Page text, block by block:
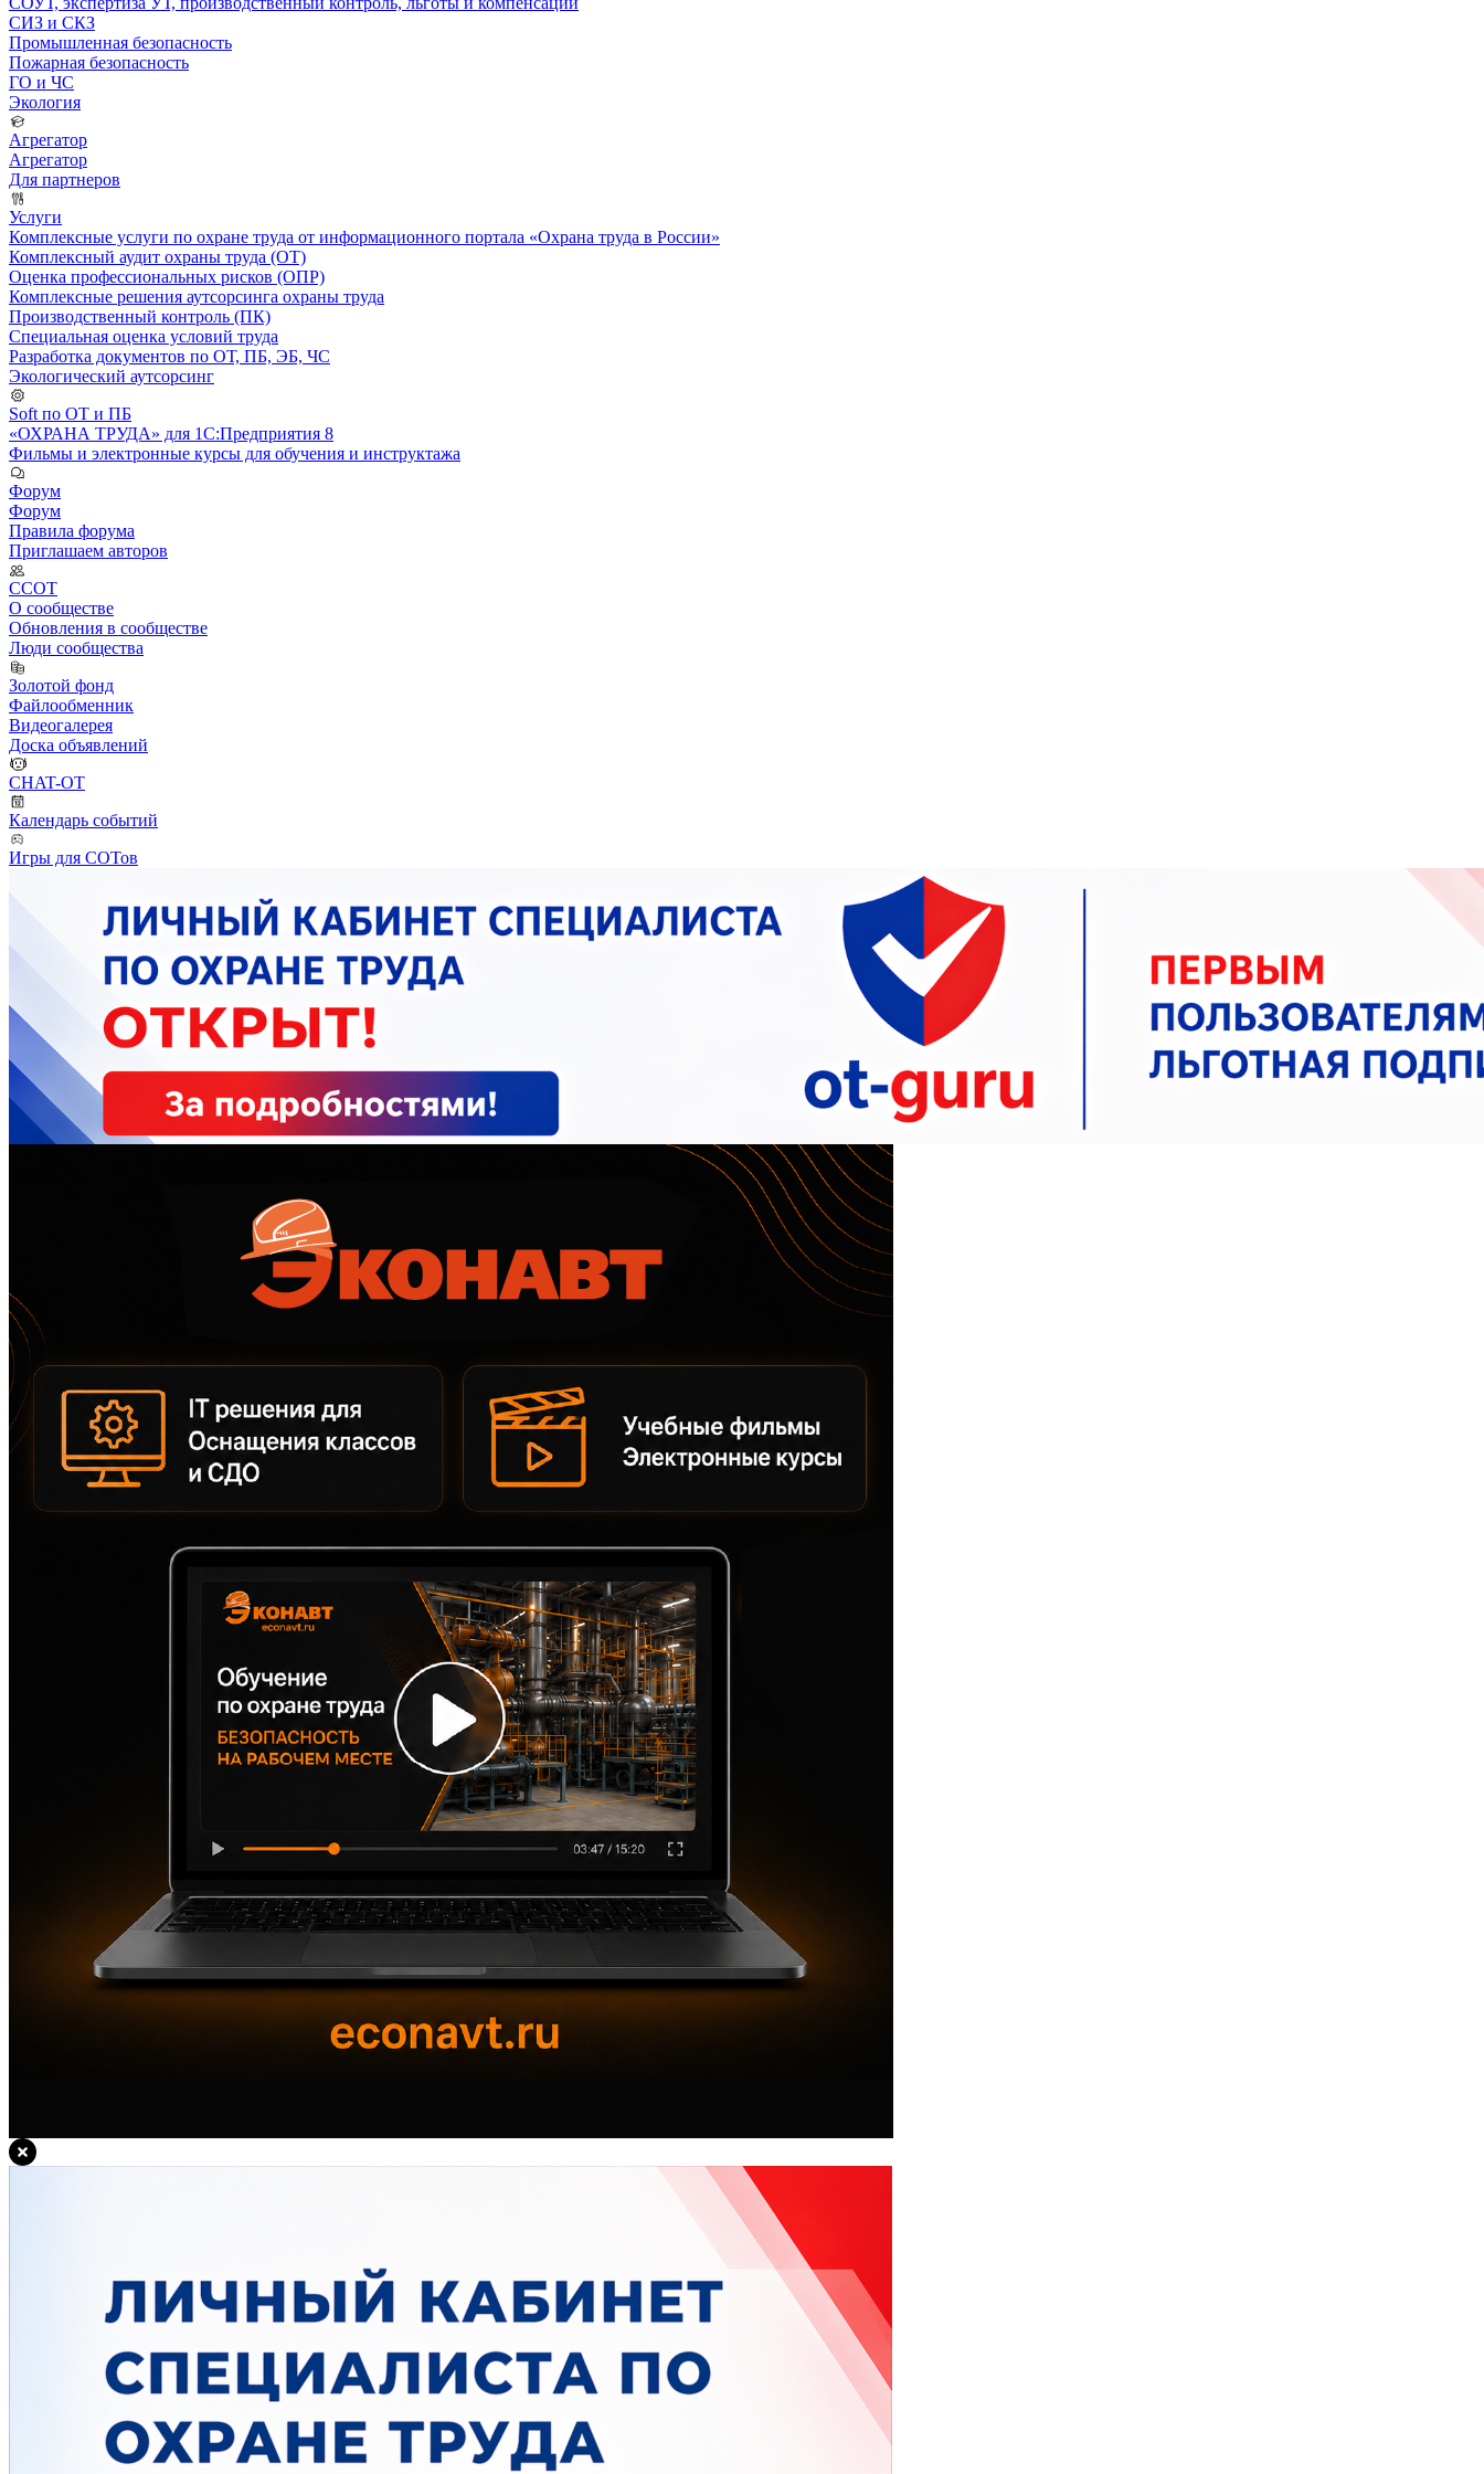
СИЗ и СКЗ
Промышленная безопасность
Пожарная безопасность
ГО и ЧС
Экология
Агрегатор
Агрегатор
Для партнеров
Услуги
Комплексные услуги по охране труда от информационного портала «Охрана труда в России»
Комплексный аудит охраны труда (ОТ)
Оценка профессиональных рисков (ОПР)
Комплексные решения аутсорсинга охраны труда
Производственный контроль (ПК)
Специальная оценка условий труда
Разработка документов по ОТ, ПБ, ЭБ, ЧС
Экологический аутсорсинг
Soft по ОТ и ПБ
«ОХРАНА ТРУДА» для 1С:Предприятия 8
Фильмы и электронные курсы для обучения и инструктажа
Форум
Форум
Правила форума
Приглашаем авторов
ССОТ
О сообществе
Обновления в сообществе
Люди сообщества
Золотой фонд
Файлообменник
Видеогалерея
Доска объявлений
CHAT-OT
Календарь событий
Игры для СОТов